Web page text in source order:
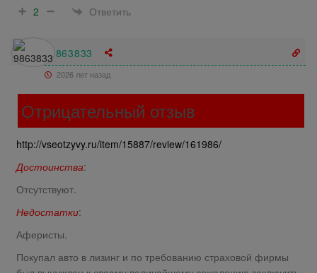
2
Ответить
9863833
2026 лет назад
Отрицательный отзыв
http://vseotzyvy.ru/item/15887/review/161986/
Достоинства:
Отсутствуют.
Недостатки:
Аферисты.
Покупал авто в лизинг и по требованию страховой фирмы